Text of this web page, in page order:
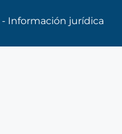
- Información jurídica